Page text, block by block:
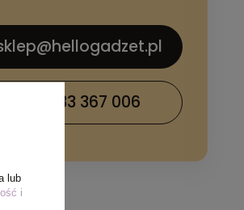
+48 733 367 006
lub
i